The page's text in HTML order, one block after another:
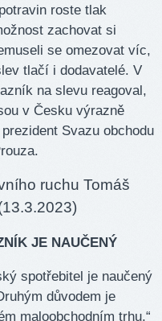
roste tlak
zachovat si
se omezovat víc,
tlačí i dodavatelé. V
na slevu reagoval,
v Česku výrazně
Svazu obchodu
ruchu Tomáš
JE NAUČENÝ
spotřebitel je naučený
důvodem je
maloobchodním trhu,“